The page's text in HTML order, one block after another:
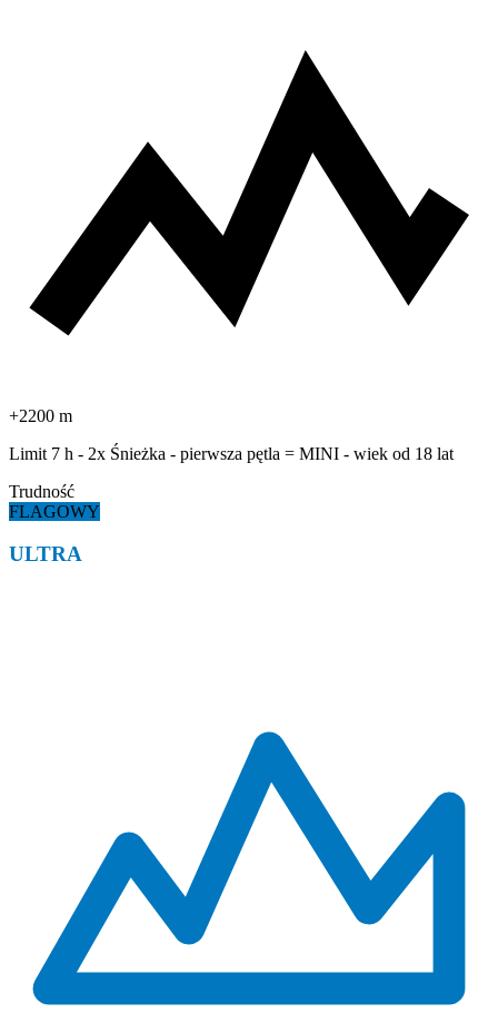
+2200 m
Limit 7 h - 2x Śnieżka - pierwsza pętla = MINI - wiek od 18 lat
Trudność
FLAGOWY
ULTRA